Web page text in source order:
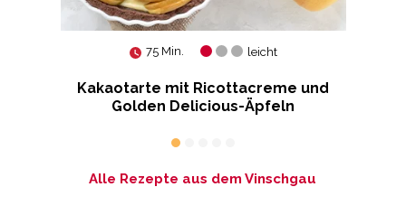
75 Min. leicht
Kakaotarte mit Ricottacreme und
Golden Delicious-Äpfeln
Alle Rezepte aus dem Vinschgau